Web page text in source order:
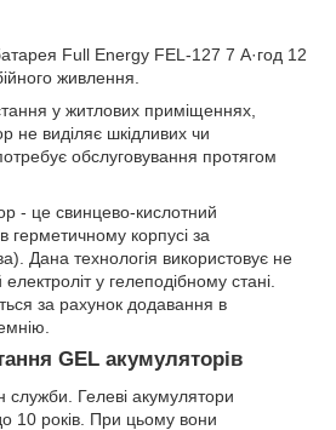
Full Energy FEL-127 7 А·год 12
живлення.
у житлових приміщеннях,
не виділяє шкідливих чи
обслуговування протягом
- це свинцево-кислотний
герметичному корпусі за
Дана технологія використовує не
у гелеподібному стані.
за рахунок додавання в
GEL акумуляторів
служби. Гелеві акумулятори
10 років. При цьому вони